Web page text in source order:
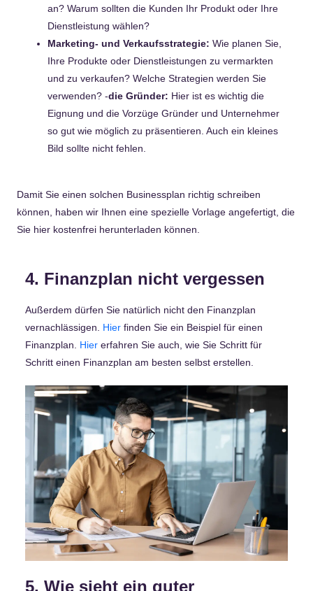
an? Warum sollten die Kunden Ihr Produkt oder Ihre
Dienstleistung wählen?
Marketing- und Verkaufsstrategie: Wie planen Sie,
Ihre Produkte oder Dienstleistungen zu vermarkten
und zu verkaufen? Welche Strategien werden Sie
verwenden? -die Gründer: Hier ist es wichtig die
Eignung und die Vorzüge Gründer und Unternehmer
so gut wie möglich zu präsentieren. Auch ein kleines
Bild sollte nicht fehlen.
Damit Sie einen solchen Businessplan richtig schreiben
können, haben wir Ihnen eine spezielle Vorlage angefertigt, die
Sie hier kostenfrei herunterladen können.
4. Finanzplan nicht vergessen
Außerdem dürfen Sie natürlich nicht den Finanzplan
vernachlässigen. Hier finden Sie ein Beispiel für einen
Finanzplan. Hier erfahren Sie auch, wie Sie Schritt für
Schritt einen Finanzplan am besten selbst erstellen.
5. Wie sieht ein guter